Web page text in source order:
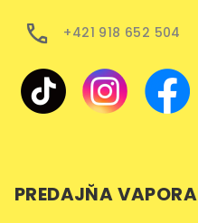
+421 918 652 504
PREDAJŇA